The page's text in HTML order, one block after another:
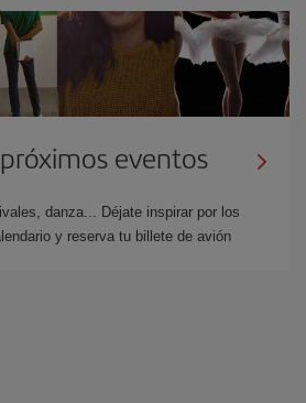
eventos
danza... Déjate inspirar por los
y reserva tu billete de avión